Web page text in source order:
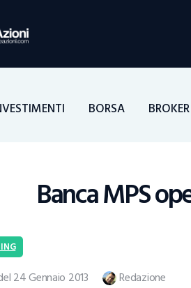
BORSA
Banca MPS
Borsa
24 Gennaio 2013 Redazione